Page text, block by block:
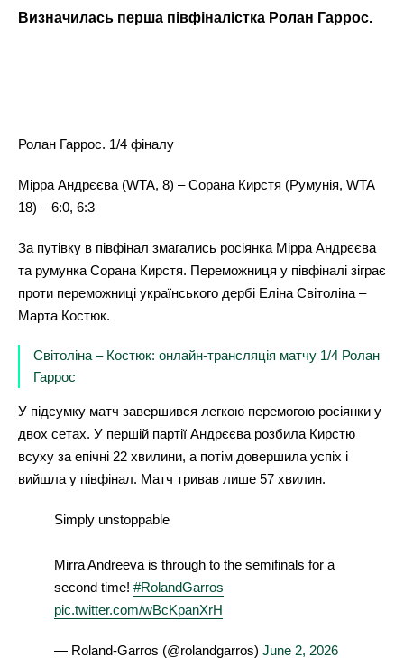
Визначилась перша півфіналістка Ролан Гаррос.
Ролан Гаррос. 1/4 фіналу
Мірра Андрєєва (WTA, 8) – Сорана Кирстя (Румунія, WTA
18) – 6:0, 6:3
За путівку в півфінал змагались росіянка Мірра Андрєєва
та румунка Сорана Кирстя. Переможниця у півфіналі зіграє
проти переможниці українського дербі Еліна Світоліна –
Марта Костюк.
Світоліна – Костюк: онлайн-трансляція матчу 1/4 Ролан
Гаррос
У підсумку матч завершився легкою перемогою росіянки у
двох сетах. У першій партії Андрєєва розбила Кирстю
всуху за епічні 22 хвилини, а потім довершила успіх і
вийшла у півфінал. Матч тривав лише 57 хвилин.
Simply unstoppable
Mirra Andreeva is through to the semifinals for a
second time! #RolandGarros
pic.twitter.com/wBcKpanXrH
— Roland-Garros (@rolandgarros) June 2, 2026